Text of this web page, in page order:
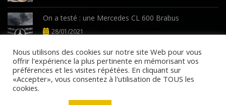
On a testé : une Mercedes CL 600 Brabus
28/01/2021
Politique de confidentialité
Nous utilisons des cookies sur notre site Web pour vous
offrir l'expérience la plus pertinente en mémorisant vos
préférences et les visites répétées. En cliquant sur
«Accepter», vous consentez à l'utilisation de TOUS les
cookies.